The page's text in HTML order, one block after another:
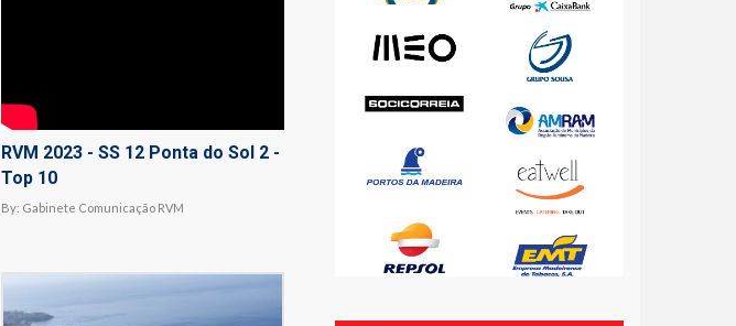
RVM 2023 - SS 12 Ponta do Sol 2 -
Top 10
By: Gabinete Comunicação RVM